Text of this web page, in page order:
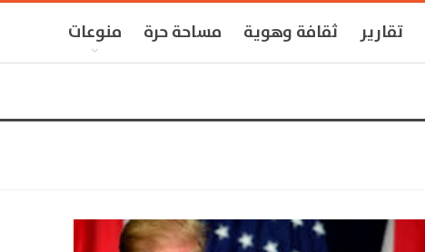
تقارير ثقافة وهوية مساحة حرة منوعات